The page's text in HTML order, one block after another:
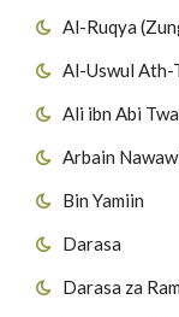
Al-Ruqya
Al-Uswul Ath-
Ali ibn Abi
Arbain
Bin Yamiin
Darasa
Darasa za